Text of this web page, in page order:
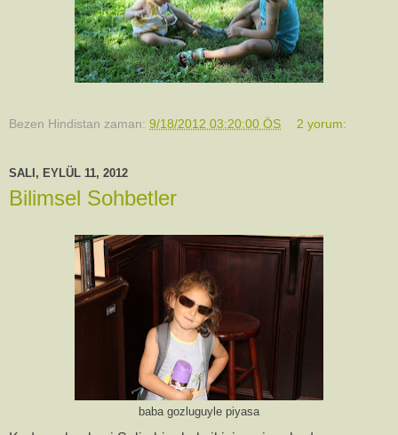
Bezen Hindistan zaman: 9/18/2012 03:20:00 ÖS 2 yorum:
SALI, EYLÜL 11, 2012
Bilimsel Sohbetler
baba gozluguyle piyasa